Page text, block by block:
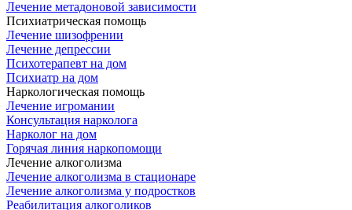
Лечение метадоновой зависимости
Психиатрическая помощь
Лечение шизофрении
Лечение депрессии
Психотерапевт на дом
Психиатр на дом
Наркологическая помощь
Лечение игромании
Консультация нарколога
Нарколог на дом
Горячая линия наркопомощи
Лечение алкоголизма
Лечение алкоголизма в стационаре
Лечение алкоголизма у подростков
Реабилитация алкоголиков